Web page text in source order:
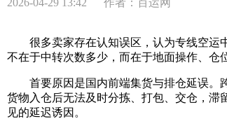
2026-04-29 13:42 作者：百运网
很多卖家存在认知误区，认为专线空运中
不在于中转次数多少，而在于地面操作、仓
首要原因是国内前端集货与排仓延误。跨
货物入仓后无法及时分拣、打包、交仓，滞
见的延迟诱因。